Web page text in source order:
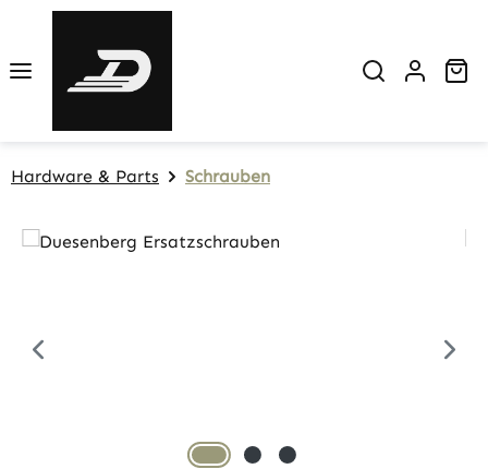
Hardware & Parts Schrauben
Bildergalerie überspringen